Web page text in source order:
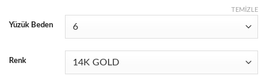
Yüzük Beden
Renk
TEMIZLE